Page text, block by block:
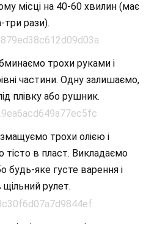
місці на 40-60 хвилин (має
три рази).
трохи руками і
частини. Одну залишаємо,
плівку або рушник.
трохи олією і
тісто в пласт. Викладаємо
будь-яке густе варення і
рулет.